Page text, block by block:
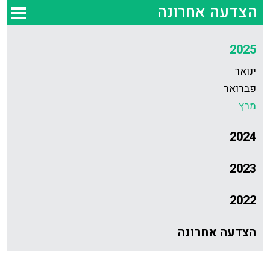
הצדעה אחרונה
2025
ינואר
פברואר
מרץ
2024
2023
2022
הצדעה אחרונה